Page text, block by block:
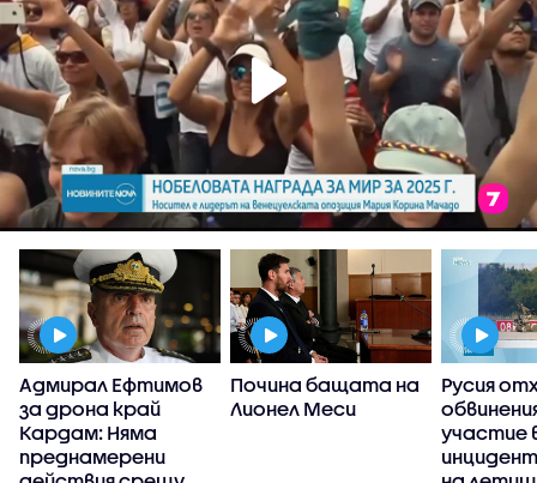
Адмирал Ефтимов
за дрона край
Кардам: Няма
преднамерени
Почина бащата на
Лионел Меси
Русия
участие